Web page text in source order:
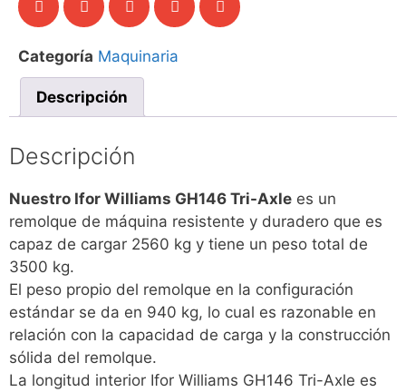
Categoría Maquinaria
Descripción
Descripción
Nuestro Ifor Williams GH146 Tri-Axle es un
remolque de máquina resistente y duradero que es
capaz de cargar 2560 kg y tiene un peso total de
3500 kg.
El peso propio del remolque en la configuración
estándar se da en 940 kg, lo cual es razonable en
relación con la capacidad de carga y la construcción
sólida del remolque.
La longitud interior Ifor Williams GH146 Tri-Axle es